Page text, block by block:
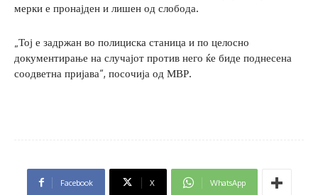
мерки е пронајден и лишен од слобода.
„​Тој е задржан во полициска станица и по целосно
документирање на случајот против него ќе биде поднесена
соодветна пријава“, посочија од МВР.
Facebook X WhatsApp